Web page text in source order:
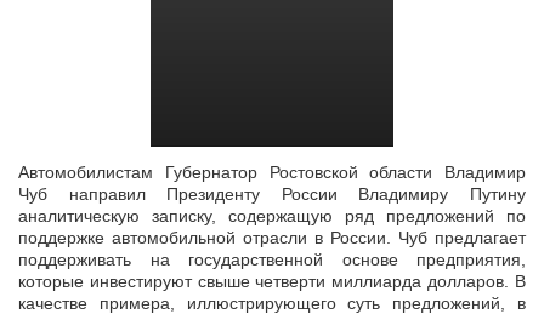
Автомобилистам Губернатор Ростовской области Владимир
Чуб направил Президенту России Владимиру Путину
аналитическую записку, содержащую ряд предложений по
поддержке автомобильной отрасли в России.
Чуб предлагает
поддерживать на государственной основе предприятия,
которые инвестируют свыше четверти миллиарда долларов. В
качестве примера, иллюстрирующего суть предложений, в